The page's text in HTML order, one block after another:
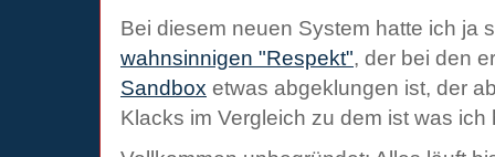
Bei diesem neuen System hatte ich ja
wahnsinnigen "Respekt", der bei den
Sandbox etwas abgeklungen ist, der
Klacks im Vergleich zu dem ist was